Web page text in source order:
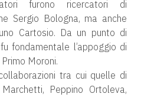
furono ricercatori di
Sergio Bologna, ma anche
Cartosio. Da un punto di
fondamentale l’appoggio di
Moroni.
tra cui quelle di
Peppino Ortoleva,